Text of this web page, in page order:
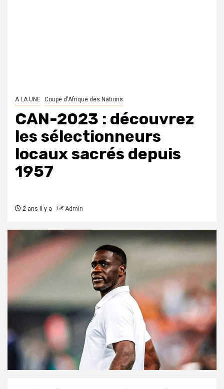
A LA UNE Coupe d'Afrique des Nations
CAN-2023 : découvrez
les sélectionneurs
locaux sacrés depuis
1957
2 ans il y a Admin